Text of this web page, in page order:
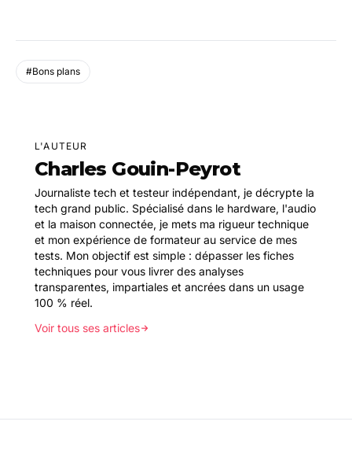
#Bons plans
L'AUTEUR
Charles Gouin-Peyrot
Journaliste tech et testeur indépendant, je décrypte la
tech grand public. Spécialisé dans le hardware, l'audio
et la maison connectée, je mets ma rigueur technique
et mon expérience de formateur au service de mes
tests. Mon objectif est simple : dépasser les fiches
techniques pour vous livrer des analyses
transparentes, impartiales et ancrées dans un usage
100 % réel.
Voir tous ses articles